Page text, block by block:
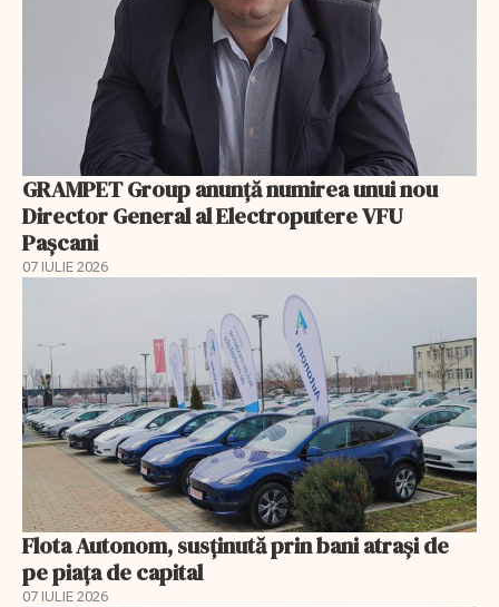
GRAMPET Group anunță numirea unui nou
Director General al Electroputere VFU
Pașcani
07 IULIE 2026
Flota Autonom, susținută prin bani atrași de
pe piața de capital
07 IULIE 2026